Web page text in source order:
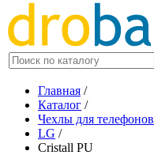
Главная /
Каталог /
Чехлы для телефонов
LG /
Cristall PU